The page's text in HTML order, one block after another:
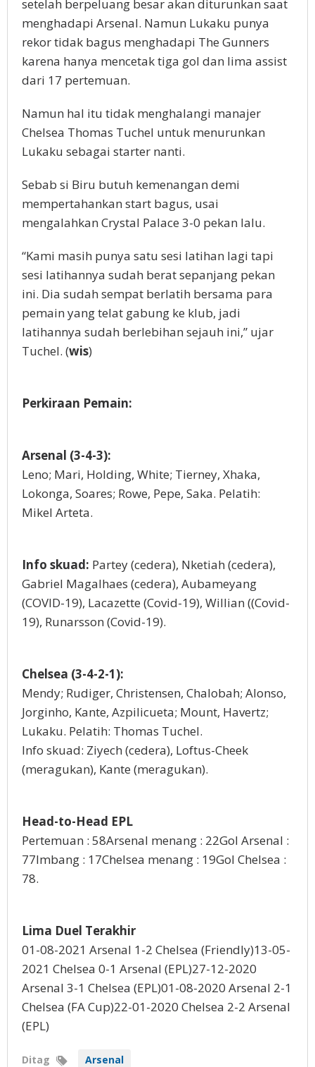
setelah berpeluang besar akan diturunkan saat
menghadapi Arsenal. Namun Lukaku punya
rekor tidak bagus menghadapi The Gunners
karena hanya mencetak tiga gol dan lima assist
dari 17 pertemuan.
Namun hal itu tidak menghalangi manajer
Chelsea Thomas Tuchel untuk menurunkan
Lukaku sebagai starter nanti.
Sebab si Biru butuh kemenangan demi
mempertahankan start bagus, usai
mengalahkan Crystal Palace 3-0 pekan lalu.
“Kami masih punya satu sesi latihan lagi tapi
sesi latihannya sudah berat sepanjang pekan
ini. Dia sudah sempat berlatih bersama para
pemain yang telat gabung ke klub, jadi
latihannya sudah berlebihan sejauh ini,” ujar
Tuchel. (wis)
Perkiraan Pemain:
Arsenal (3-4-3):
Leno; Mari, Holding, White; Tierney, Xhaka,
Lokonga, Soares; Rowe, Pepe, Saka. Pelatih:
Mikel Arteta.
Info skuad: Partey (cedera), Nketiah (cedera),
Gabriel Magalhaes (cedera), Aubameyang
(COVID-19), Lacazette (Covid-19), Willian ((Covid-
19), Runarsson (Covid-19).
Chelsea (3-4-2-1):
Mendy; Rudiger, Christensen, Chalobah; Alonso,
Jorginho, Kante, Azpilicueta; Mount, Havertz;
Lukaku. Pelatih: Thomas Tuchel.
Info skuad: Ziyech (cedera), Loftus-Cheek
(meragukan), Kante (meragukan).
Head-to-Head EPL
Pertemuan : 58Arsenal menang : 22Gol Arsenal :
77Imbang : 17Chelsea menang : 19Gol Chelsea :
78.
Lima Duel Terakhir
01-08-2021 Arsenal 1-2 Chelsea (Friendly)13-05-
2021 Chelsea 0-1 Arsenal (EPL)27-12-2020
Arsenal 3-1 Chelsea (EPL)01-08-2020 Arsenal 2-1
Chelsea (FA Cup)22-01-2020 Chelsea 2-2 Arsenal
(EPL)
Ditag Arsenal